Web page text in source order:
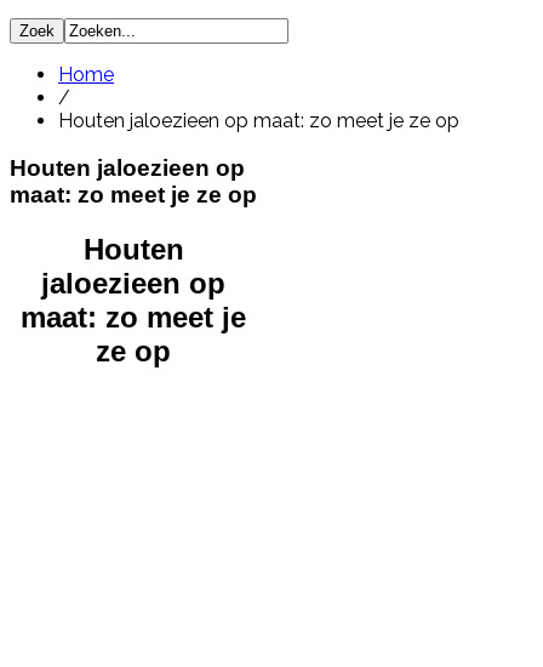
Home
/
Houten jaloezieen op maat: zo meet je ze op
Houten jaloezieen op
maat: zo meet je ze op
Houten
jaloezieen op
maat: zo meet je
ze op